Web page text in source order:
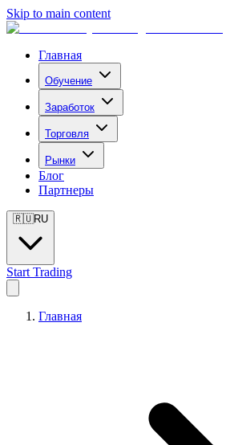
Skip to main content
Главная
Обучение
Заработок
Торговля
Рынки
Блог
Партнеры
🇷🇺RU
Start Trading
Главная